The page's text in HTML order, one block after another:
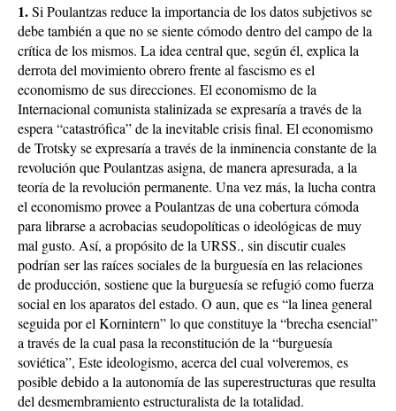
1.Si Poulantzas reduce la importancia de los datos subjetivos se
debe también a que no se siente cómodo dentro del campo de la
crítica de los mismos. La idea central que, según él, explica la
derrota del movimiento obrero frente al fascismo es el
economismo de sus direcciones. El economismo de la
Internacional comunista stalinizada se expresaría a través de la
espera “catastrófica” de la inevitable crisis final. El economismo
de Trotsky se expresaría a través de la inminencia constante de la
revolución que Poulantzas asigna, de manera apresurada, a la
teoría de la revolución permanente. Una vez más, la lucha contra
el economismo provee a Poulantzas de una cobertura cómoda
para librarse a acrobacias seudopolíticas o ideológicas de muy
mal gusto. Así, a propósito de la URSS., sin discutir cuales
podrían ser las raíces sociales de la burguesía en las relaciones
de producción, sostiene que la burguesía se refugió como fuerza
social en los aparatos del estado. O aun, que es “la linea general
seguida por el Kornintern” lo que constituye la “brecha esencial”
a través de la cual pasa la reconstitución de la “burguesía
soviética”, Este ideologismo, acerca del cual volveremos, es
posible debido a la autonomía de las superestructuras que resulta
del desmembramiento estructuralista de la totalidad.